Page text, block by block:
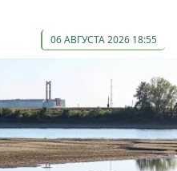
06 АВГУСТА 2026 18:55